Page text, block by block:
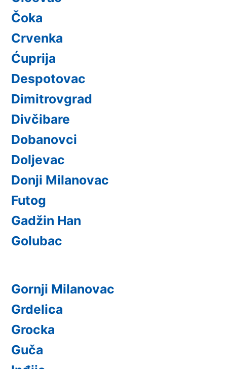
Čoka
Crvenka
Ćuprija
Despotovac
Dimitrovgrad
Divčibare
Dobanovci
Doljevac
Donji Milanovac
Futog
Gadžin Han
Golubac
Gornji Milanovac
Grdelica
Grocka
Guča